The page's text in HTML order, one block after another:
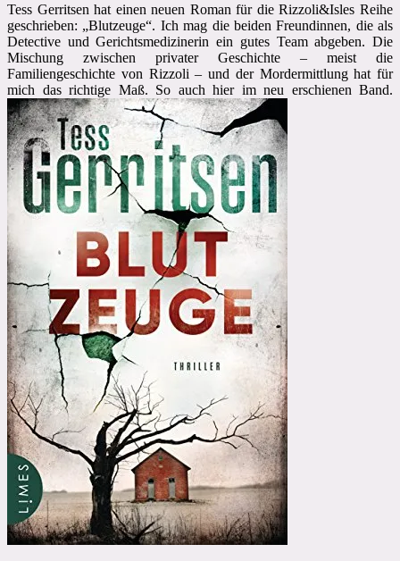
Tess Gerritsen hat einen neuen Roman für die Rizzoli&Isles Reihe
geschrieben: „Blutzeuge“. Ich mag die beiden Freundinnen, die als
Detective und Gerichtsmedizinerin ein gutes Team abgeben. Die
Mischung zwischen privater Geschichte – meist die
Familiengeschichte von Rizzoli – und der Mordermittlung hat für
mich das richtige Maß. So auch hier im neu erschienen Band.